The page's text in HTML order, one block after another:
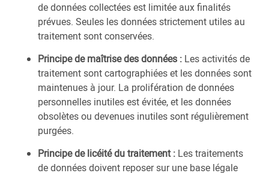
de données collectées est limitée aux finalités
prévues. Seules les données strictement utiles au
traitement sont conservées.
Principe de maîtrise des données : Les activités de
traitement sont cartographiées et les données sont
maintenues à jour. La prolifération de données
personnelles inutiles est évitée, et les données
obsolètes ou devenues inutiles sont régulièrement
purgées.
Principe de licéité du traitement : Les traitements
de données doivent reposer sur une base légale